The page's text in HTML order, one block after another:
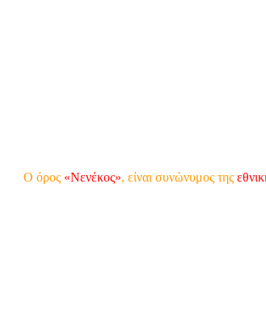
Ο όρος «Νενέκος», είναι συνώνυμος της